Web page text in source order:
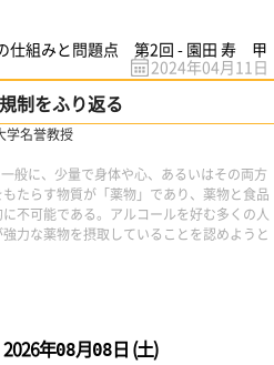
仕組みと問題点 第2回 - 園田 寿 甲
2024年04月11日
制をふり返る
名誉教授
に、少量で身体や心、あるいはその両方
たらす物質が「薬物」であり、薬物と食品
不可能である。アルコールを好む多くの人
力な薬物を摂取していることを認めようと
2026年08月08日 (土)